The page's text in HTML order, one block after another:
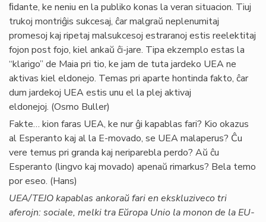
ﬁdante, ke neniu en la publiko konas la veran situacion. Tiuj
trukoj montriĝis sukcesaj, ĉar malgraŭ neplenumitaj
promesoj kaj ripetaj malsukcesoj estraranoj estis reelektitaj
fojon post fojo, kiel ankaŭ ĉi-jare. Tipa ekzemplo estas la
“klarigo” de Maia pri tio, ke jam de tuta jardeko UEA ne
aktivas kiel eldonejo. Temas pri aparte hontinda fakto, ĉar
dum jardekoj UEA estis unu el la plej aktivaj
eldonejoj. (Osmo Buller)
Fakte… kion faras UEA, ke nur ĝi kapablas fari? Kio okazus
al Esperanto kaj al la E-movado, se UEA malaperus? Ĉu
vere temus pri granda kaj neriparebla perdo? Aŭ ĉu
Esperanto (lingvo kaj movado) apenaŭ rimarkus? Bela temo
por eseo. (Hans)
UEA/TEJO kapablas ankoraŭ fari en ekskluziveco tri
aferojn: sociale, melki tra Eŭropa Unio la monon de la EU-